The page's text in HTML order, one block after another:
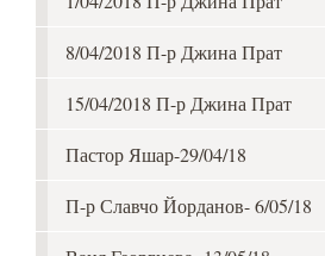
8/04/2018 П-р Джина Прат
15/04/2018 П-р Джина Прат
Пастор Яшар-29/04/18
П-р Славчо Йорданов- 6/05/18